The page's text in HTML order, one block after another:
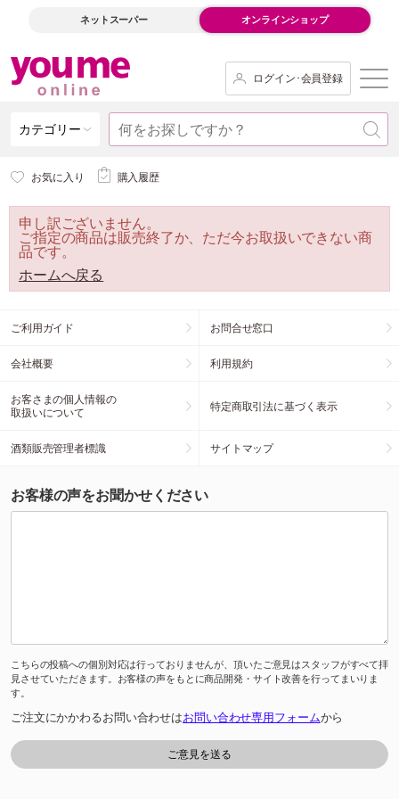
ネットスーパー オンラインショップ
ログイン･会員登録
カテゴリー
お気に入り 購入履歴
申し訳ございません。
ご指定の商品は販売終了か、ただ今お取扱いできない商
品です。
ホームへ戻る
ご利用ガイド お問合せ窓口
会社概要 利用規約
お客さまの個人情報の
取扱いについて
特定商取引法に基づく表示
酒類販売管理者標識 サイトマップ
お客様の声をお聞かせください
こちらの投稿への個別対応は行っておりませんが、頂いたご意見はスタッフがすべて拝
見させていただきます。お客様の声をもとに商品開発・サイト改善を行ってまいりま
す。
ご注文にかかわるお問い合わせはお問い合わせ専用フォームから